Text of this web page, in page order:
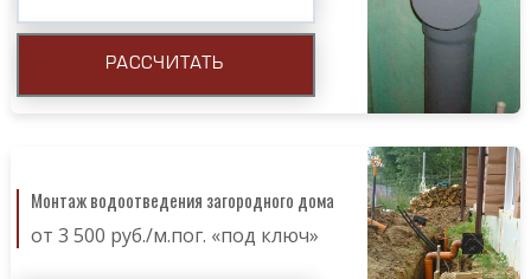
РАССЧИТАТЬ
Монтаж водоотведения загородного дома
от 3 500 руб./м.пог. «под ключ»